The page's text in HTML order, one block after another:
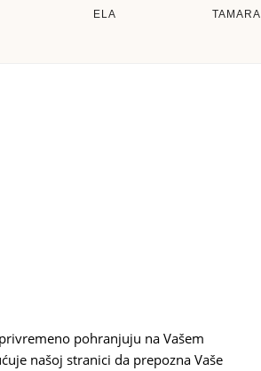
ELA TAMARA
pohranjuju na Vašem
našoj stranici da prepozna Vaše